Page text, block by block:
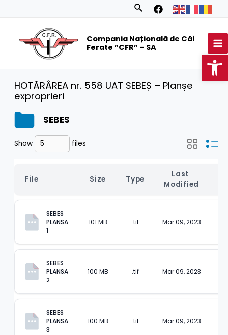
Search
Compania Națională de Căi
Ferate ”CFR” – SA
HOTĂRÂREA nr. 558 UAT SEBEȘ – Planșe
exproprieri
SEBES
Show files
File Size Type
Last
Modified
SEBES
PLANSA
1
101 MB .tif Mar 09, 2023
SEBES
PLANSA
2
100 MB .tif Mar 09, 2023
SEBES
PLANSA
3
100 MB .tif Mar 09, 2023